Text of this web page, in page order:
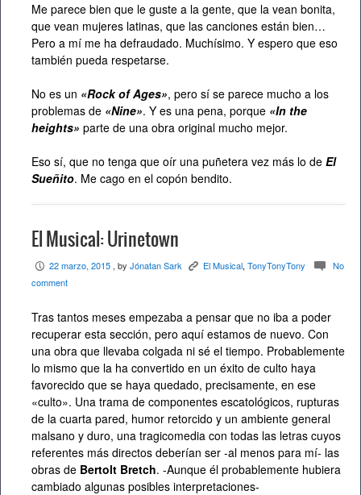
Me parece bien que le guste a la gente, que la vean bonita,
que vean mujeres latinas, que las canciones están bien…
Pero a mí me ha defraudado. Muchísimo. Y espero que eso
también pueda respetarse.
No es un «Rock of Ages», pero sí se parece mucho a los
problemas de «Nine». Y es una pena, porque «In the
heights» parte de una obra original mucho mejor.
Eso sí, que no tenga que oír una puñetera vez más lo de El
Sueñito. Me cago en el copón bendito.
El Musical: Urinetown
P 22 marzo, 2015 , by Jónatan Sark K El Musical, TonyTonyTony c No
comment
Tras tantos meses empezaba a pensar que no iba a poder
recuperar esta sección, pero aquí estamos de nuevo. Con
una obra que llevaba colgada ni sé el tiempo. Probablemente
lo mismo que la ha convertido en un éxito de culto haya
favorecido que se haya quedado, precisamente, en ese
«culto». Una trama de componentes escatológicos, rupturas
de la cuarta pared, humor retorcido y un ambiente general
malsano y duro, una tragicomedia con todas las letras cuyos
referentes más directos deberían ser -al menos para mí- las
obras de Bertolt Bretch. -Aunque él probablemente hubiera
cambiado algunas posibles interpretaciones-